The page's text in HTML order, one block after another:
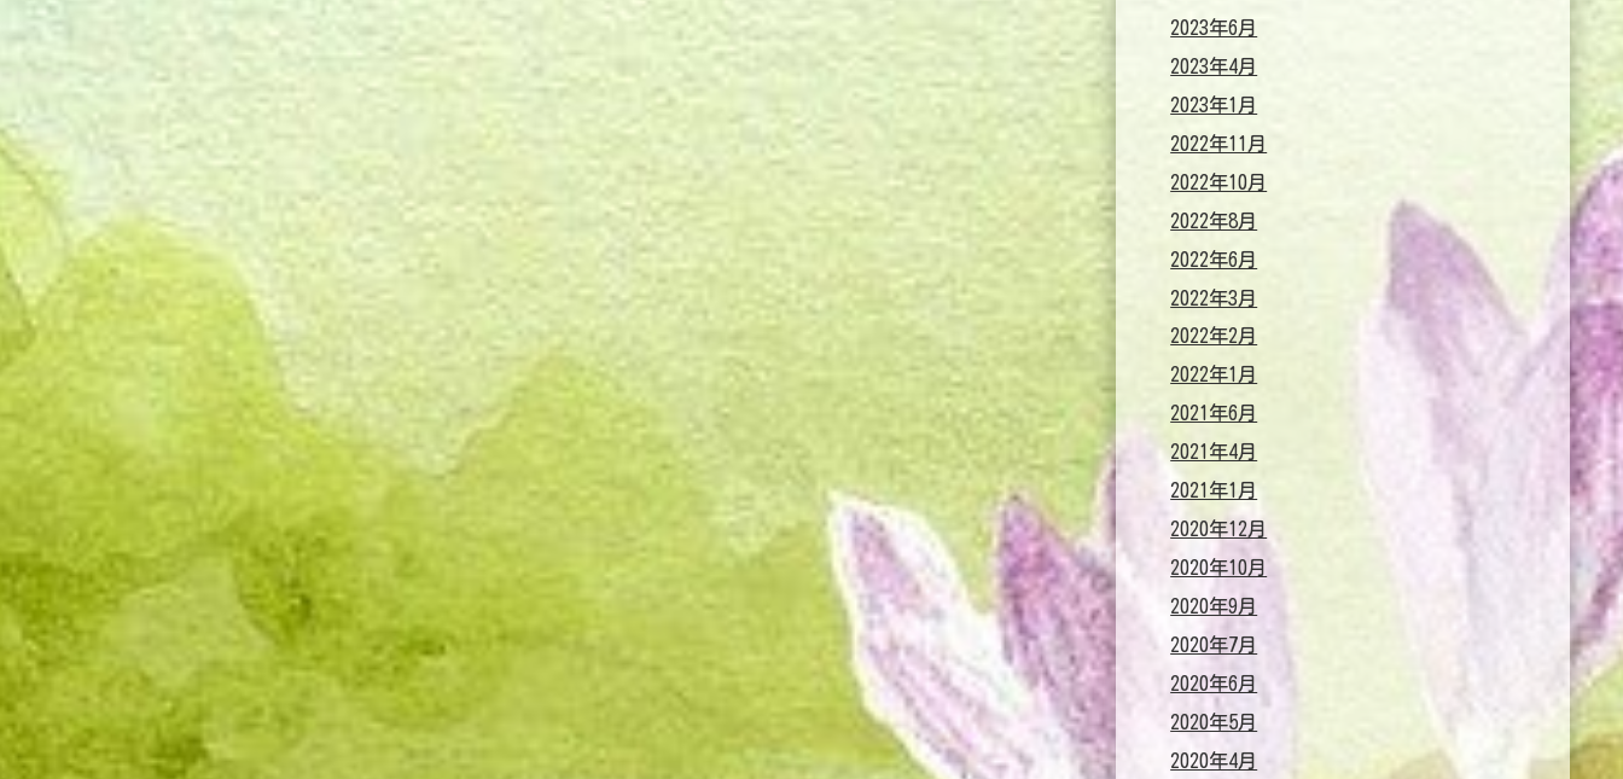
2023年6月
2023年4月
2023年1月
2022年11月
2022年10月
2022年8月
2022年6月
2022年3月
2022年2月
2022年1月
2021年6月
2021年4月
2021年1月
2020年12月
2020年10月
2020年9月
2020年7月
2020年6月
2020年5月
2020年4月